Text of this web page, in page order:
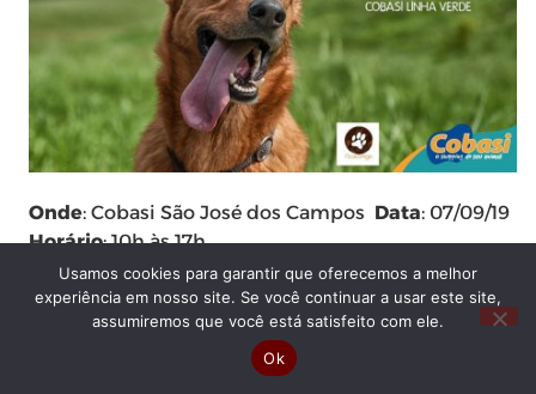
Onde: Cobasi São José dos Campos Data: 07/09/19
Horário: 10h às 17h
Endereço : Avenida Deputado Benedito Matarazzo,
5701, 12216-580 São José dos Campos
Usamos cookies para garantir que oferecemos a melhor
experiência em nosso site. Se você continuar a usar este site,
assumiremos que você está satisfeito com ele.
Ok